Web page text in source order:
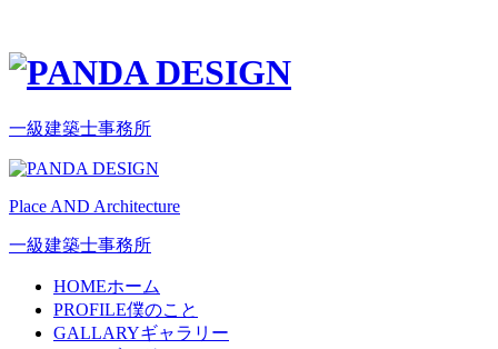
一級建築士事務所
Place AND Architecture
一級建築士事務所
HOMEホーム
PROFILE僕のこと
GALLARYギャラリー